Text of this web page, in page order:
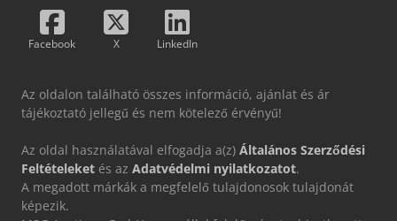
Facebook X LinkedIn
Az oldalon található összes információ, ajánlat és ár
tájékoztató jellegű és nem kötelező érvényű!
Az oldal használatával elfogadja a(z) Általános Szerződési
Feltételeket és az Adatvédelmi nyilatkozatot.
A megadott márkák a megfelelő tulajdonosok tulajdonát
képezik.